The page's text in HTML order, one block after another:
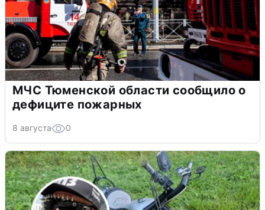
МЧС Тюменской области сообщило о
дефиците пожарных
8 августа 0